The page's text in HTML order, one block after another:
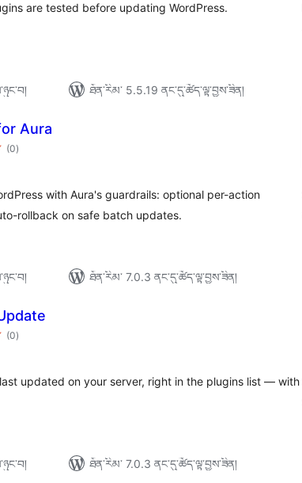
are tested before updating WordPress.
ཐོན་རིམ་ 5.5.19 ནང་དུ་ཚོད་ལྟ་བྱས་ཟིན།
Aura
(0གདེང་
འཇོག་
)
with Aura's guardrails: optional per-action
rollback on safe batch updates.
ཐོན་རིམ་ 7.0.3 ནང་དུ་ཚོད་ལྟ་བྱས་ཟིན།
(0གདེང་
འཇོག་
)
updated on your server, right in the plugins list — with
ཐོན་རིམ་ 7.0.3 ནང་དུ་ཚོད་ལྟ་བྱས་ཟིན།